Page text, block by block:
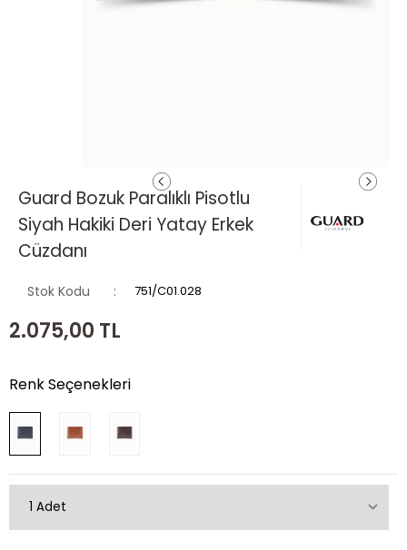
Guard Bozuk Paralıklı Pisotlu
Siyah Hakiki Deri Yatay Erkek
Cüzdanı
Stok Kodu 751/C01.028
2.075,00 TL
Renk Seçenekleri